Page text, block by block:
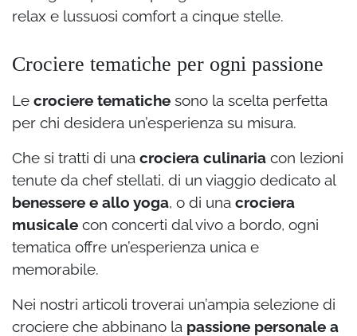
relax e lussuosi comfort a cinque stelle.
Crociere tematiche per ogni passione
Le crociere tematiche sono la scelta perfetta
per chi desidera un’esperienza su misura.
Che si tratti di una crociera culinaria con lezioni
tenute da chef stellati, di un viaggio dedicato al
benessere e allo yoga, o di una crociera
musicale con concerti dal vivo a bordo, ogni
tematica offre un’esperienza unica e
memorabile.
Nei nostri articoli troverai un’ampia selezione di
crociere che abbinano la passione personale a